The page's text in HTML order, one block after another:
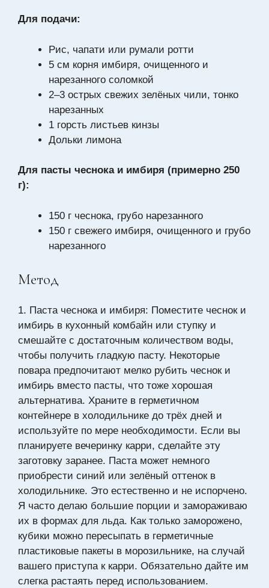
Для подачи:
Рис, чапати или румали ротти
5 см корня имбиря, очищенного и
нарезанного соломкой
2–3 острых свежих зелёных чили, тонко
нарезанных
1 горсть листьев кинзы
Дольки лимона
Для пасты чеснока и имбиря (примерно 250
г):
150 г чеснока, грубо нарезанного
150 г свежего имбиря, очищенного и грубо
нарезанного
Метод
1. Паста чеснока и имбиря: Поместите чеснок и
имбирь в кухонный комбайн или ступку и
смешайте с достаточным количеством воды,
чтобы получить гладкую пасту. Некоторые
повара предпочитают мелко рубить чеснок и
имбирь вместо пасты, что тоже хорошая
альтернатива. Храните в герметичном
контейнере в холодильнике до трёх дней и
используйте по мере необходимости. Если вы
планируете вечеринку карри, сделайте эту
заготовку заранее. Паста может немного
приобрести синий или зелёный оттенок в
холодильнике. Это естественно и не испорчено.
Я часто делаю большие порции и замораживаю
их в формах для льда. Как только заморожено,
кубики можно пересыпать в герметичные
пластиковые пакеты в морозильнике, на случай
вашего приступа к карри. Обязательно дайте им
слегка растаять перед использованием.